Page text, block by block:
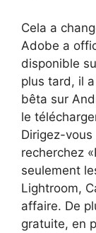
Cela a
Adobe a
disponible
plus tard, il
bêta sur
le
Dirigez-vous
recherchez
seulement
Lightroom,
affaire. De
gratuite, en